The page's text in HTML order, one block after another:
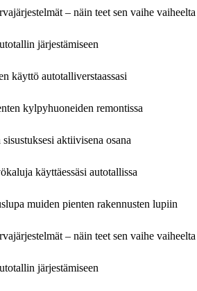
– näin teet sen vaihe vaiheelta
järjestämiseen
käyttö autotalliverstaassasi
kylpyhuoneiden remontissa
aktiivisena osana
käyttäessäsi autotallissa
muiden pienten rakennusten lupiin
– näin teet sen vaihe vaiheelta
järjestämiseen